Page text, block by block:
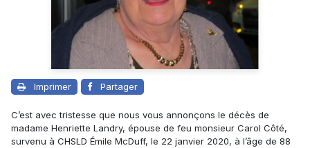
Imprimer Partager
C’est avec tristesse que nous vous annonçons le décès de
madame Henriette Landry, épouse de feu monsieur Carol Côté,
survenu à CHSLD Émile McDuff, le 22 janvier 2020, à l’âge de 88